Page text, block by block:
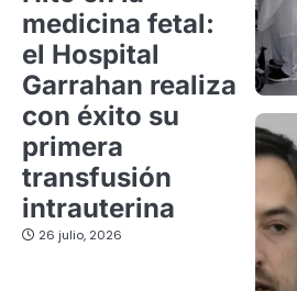
medicina fetal:
el Hospital
Garrahan realiza
con éxito su
primera
transfusión
intrauterina
26 julio, 2026